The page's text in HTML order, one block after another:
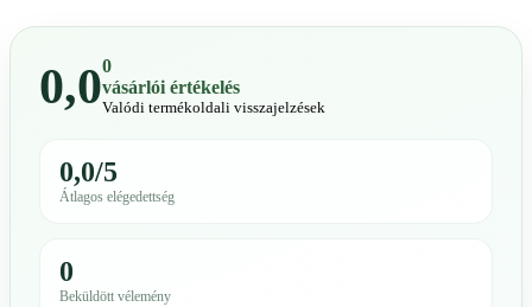
0,00
vásárlói értékelés
Valódi termékoldali visszajelzések
0,0/5
Átlagos elégedettség
0
Beküldött vélemény